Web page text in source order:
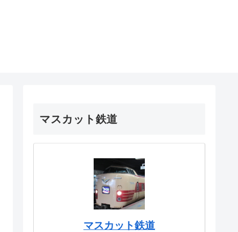
マスカット鉄道
マスカット鉄道